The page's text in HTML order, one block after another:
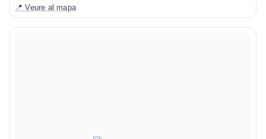
📍 Veure al mapa